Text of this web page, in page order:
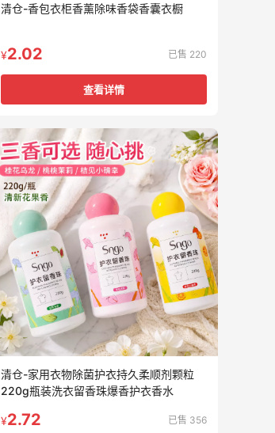
清仓-香包衣柜香薰除味香袋香囊衣橱
¥2.02 已售 220
查看详情
清仓-家用衣物除菌护衣持久柔顺剂颗粒
220g瓶装洗衣留香珠爆香护衣香水
¥2.72 已售 356